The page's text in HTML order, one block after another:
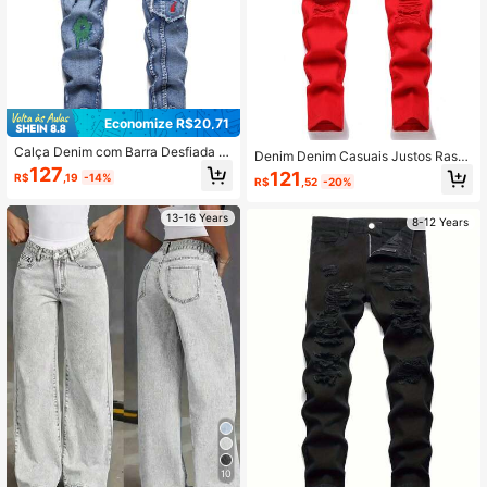
Economize R$20,71
Calça Denim com Barra Desfiada e
Bordado de Letra para Menino Pré-
Adolescente
R$127 ,19 -14%
13-16 Years
10
Denim Denim Casuais Justos Rasg
ados com Bolsos para Adolescente
s
R$121 ,52 -20%
8-12 Years